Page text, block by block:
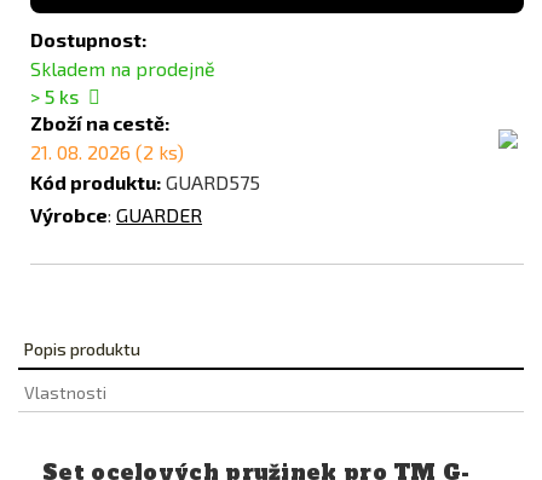
Dostupnost:
Skladem na prodejně
> 5 ks
Zboží na cestě:
21. 08. 2026 (2 ks)
Kód produktu: GUARD575
Výrobce: GUARDER
Popis produktu
Vlastnosti
Set ocelových pružinek pro TM G-